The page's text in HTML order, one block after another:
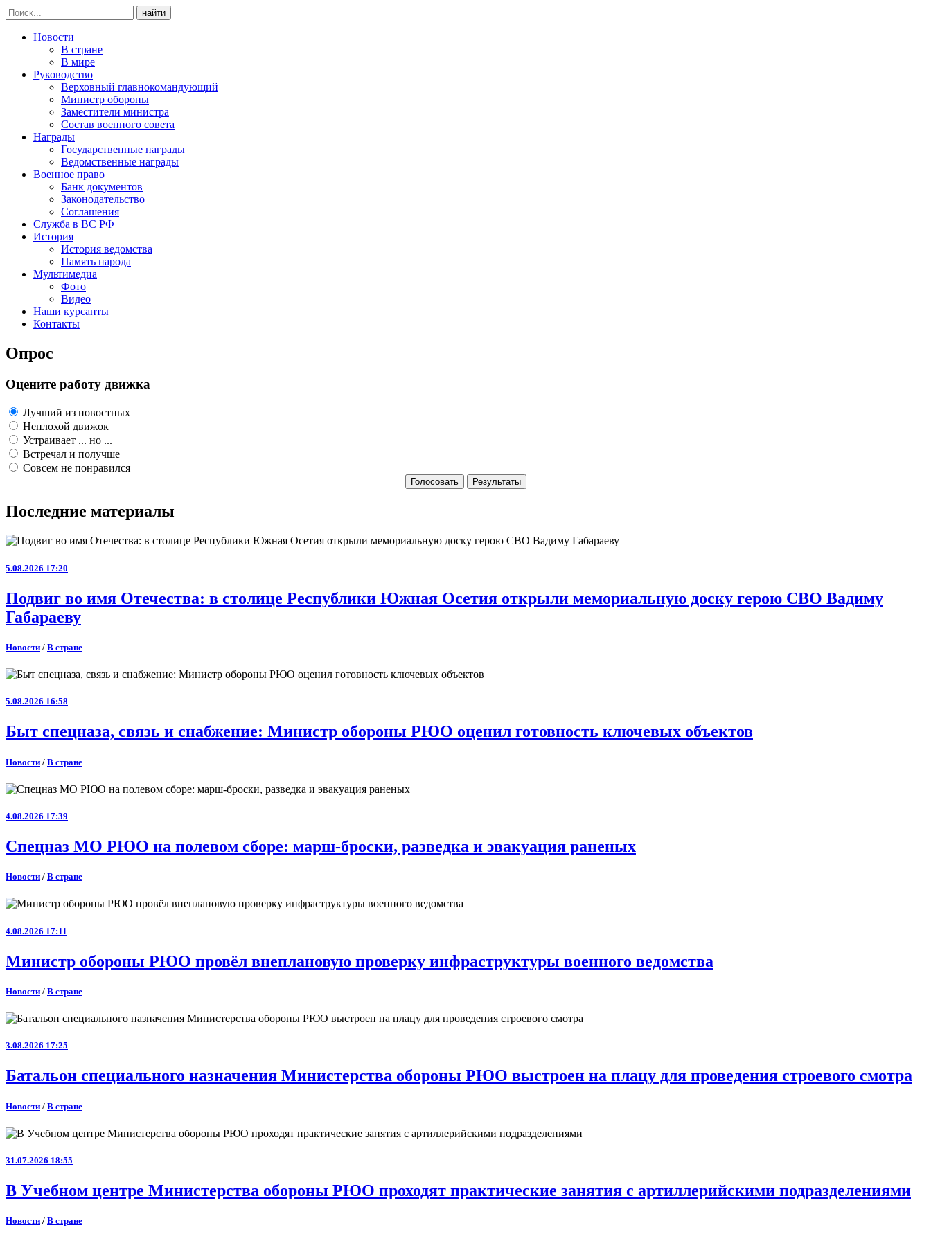
найти
Новости
В стране
В мире
Руководство
Верховный главнокомандующий
Министр обороны
Заместители министра
Состав военного совета
Награды
Государственные награды
Ведомственные награды
Военное право
Банк документов
Законодательство
Соглашения
Служба в ВС РФ
История
История ведомства
Память народа
Мультимедиа
Фото
Видео
Наши курсанты
Контакты
Опрос
Оцените работу движка
Лучший из новостных
Неплохой движок
Устраивает ... но ...
Встречал и получше
Совсем не понравился
Голосовать Результаты
Последние материалы
5.08.2026 17:20
Подвиг во имя Отечества: в столице Республики Южная Осетия открыли мемориальную доску герою СВО Вадиму
Габараеву
Новости / В стране
5.08.2026 16:58
Быт спецназа, связь и снабжение: Министр обороны РЮО оценил готовность ключевых объектов
Новости / В стране
4.08.2026 17:39
Спецназ МО РЮО на полевом сборе: марш‑броски, разведка и эвакуация раненых
Новости / В стране
4.08.2026 17:11
Министр обороны РЮО провёл внеплановую проверку инфраструктуры военного ведомства
Новости / В стране
3.08.2026 17:25
Батальон специального назначения Министерства обороны РЮО выстроен на плацу для проведения строевого смотра
Новости / В стране
31.07.2026 18:55
В Учебном центре Министерства обороны РЮО проходят практические занятия с артиллерийскими подразделениями
Новости / В стране